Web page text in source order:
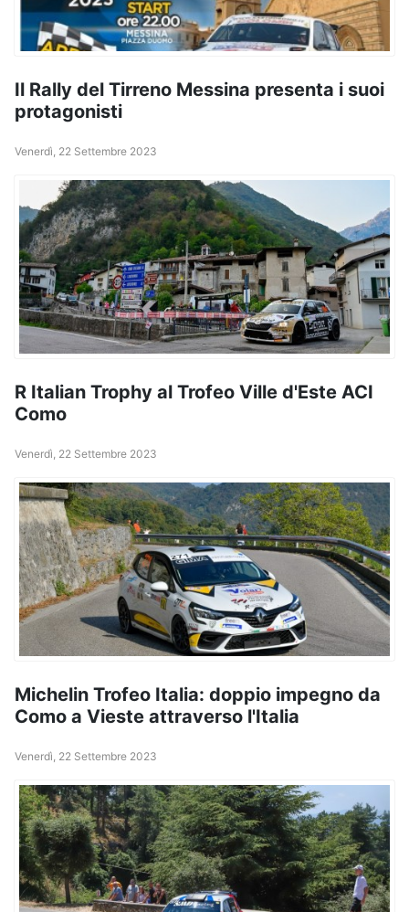
Il Rally del Tirreno Messina presenta i suoi
protagonisti
Venerdì, 22 Settembre 2023
R Italian Trophy al Trofeo Ville d'Este ACI
Como
Venerdì, 22 Settembre 2023
Michelin Trofeo Italia: doppio impegno da
Como a Vieste attraverso l'Italia
Venerdì, 22 Settembre 2023